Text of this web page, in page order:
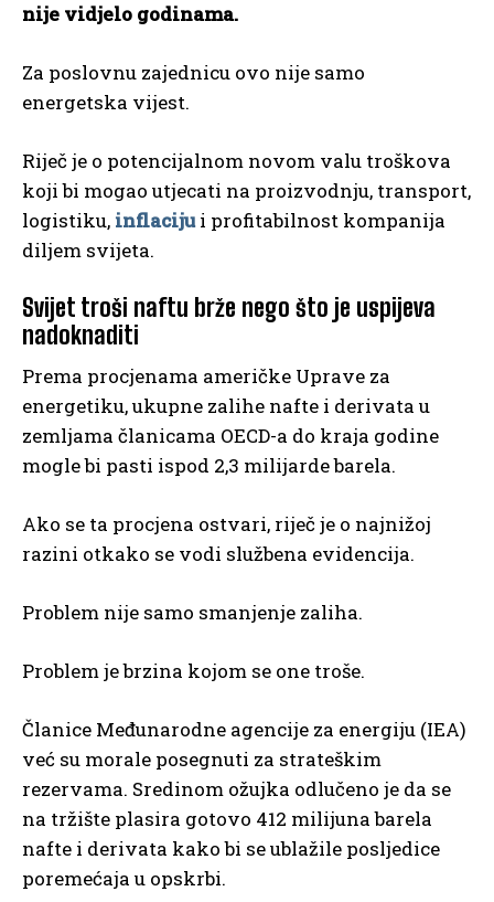
nije vidjelo godinama.
Za poslovnu zajednicu ovo nije samo
energetska vijest.
Riječ je o potencijalnom novom valu troškova
koji bi mogao utjecati na proizvodnju, transport,
logistiku, inflacijui profitabilnost kompanija
diljem svijeta.
Svijet troši naftu brže nego što je uspijeva
nadoknaditi
Prema procjenama američke Uprave za
energetiku, ukupne zalihe nafte i derivata u
zemljama članicama OECD-a do kraja godine
mogle bi pasti ispod 2,3 milijarde barela.
Ako se ta procjena ostvari, riječ je o najnižoj
razini otkako se vodi službena evidencija.
Problem nije samo smanjenje zaliha.
Problem je brzina kojom se one troše.
Članice Međunarodne agencije za energiju (IEA)
već su morale posegnuti za strateškim
rezervama. Sredinom ožujka odlučeno je da se
na tržište plasira gotovo 412 milijuna barela
nafte i derivata kako bi se ublažile posljedice
poremećaja u opskrbi.